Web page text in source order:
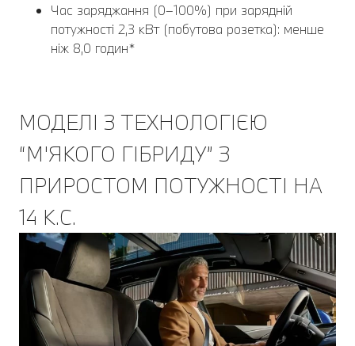
Час заряджання (0–100%) при зарядній
потужності 2,3 кВт (побутова розетка): менше
ніж 8,0 годин*
МОДЕЛІ З ТЕХНОЛОГІЄЮ
“М'ЯКОГО ГІБРИДУ” З
ПРИРОСТОМ ПОТУЖНОСТІ НА
14 К.С.